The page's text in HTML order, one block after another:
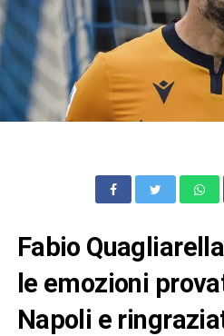
Fabio
le emozioni
Napoli e